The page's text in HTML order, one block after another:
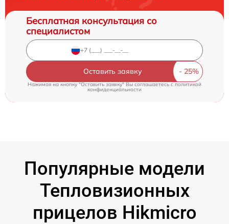
Бесплатная консультация со
специалистом
Оставить заявку
Нажимая на кнопку "Оставить заявку" Вы соглашаетесь cполитикой
конфиденциальности
Популярные модели
Тепловизионных
прицелов Hikmicro